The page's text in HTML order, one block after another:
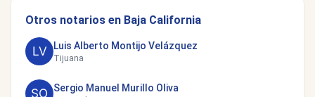
Otros notarios en Baja California
Luis Alberto Montijo Velázquez
Tijuana
Sergio Manuel Murillo Oliva